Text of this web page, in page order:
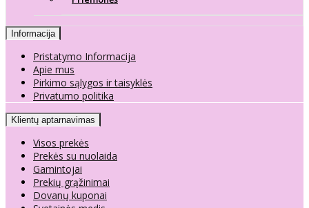
Informacija
Pristatymo Informacija
Apie mus
Pirkimo sąlygos ir taisyklės
Privatumo politika
Klientų aptarnavimas
Visos prekės
Prekės su nuolaida
Gamintojai
Prekių grąžinimai
Dovanų kuponai